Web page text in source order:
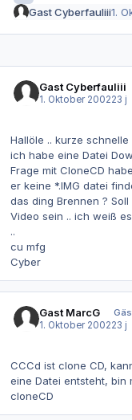
Gast Cyberfauliii1.
Gast Cyberfauliii
1. Oktober 200223 j
Hallöle .. kurze schnelle
ich habe eine Datei
Frage mit CloneCD
er keine *.IMG datei
das ding Brennen ?
Video sein .. ich weiß
..
cu mfg
Cyber
Gast MarcG
1. Oktober 200223 j
CCCd ist clone CD,
eine Datei entsteht, bin
cloneCD